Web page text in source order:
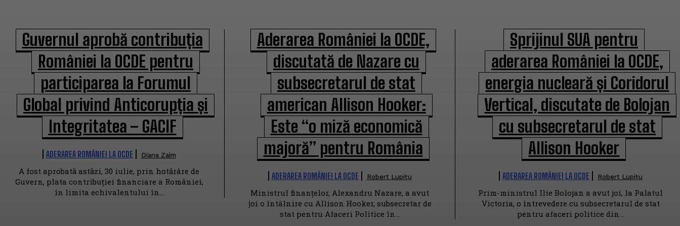
Guvernul aprobă contribuția
României la OCDE pentru
participarea la Forumul
Global privind Anticorupția și
Integritatea – GACIF
ADERAREA ROMÂNIEI LA OCDE Diana Zaim
A fost aprobată astăzi, 30 iulie, prin hotărâre de
Guvern, plata contribuției financiare a României,
în limita echivalentului în...
Aderarea României la OCDE,
discutată de Nazare cu
subsecretarul de stat
american Allison Hooker:
Este “o miză economică
majoră” pentru România
ADERAREA ROMÂNIEI LA OCDE Robert Lupițu
Ministrul finanțelor, Alexandru Nazare, a avut
joi o întâlnire cu Allison Hooker, subsecretar de
stat pentru Afaceri Politice în...
Sprijinul SUA pentru
aderarea României la OCDE,
energia nucleară și Coridorul
Vertical, discutate de Bolojan
cu subsecretarul de stat
Allison Hooker
ADERAREA ROMÂNIEI LA OCDE Robert Lupițu
Prim-ministrul Ilie Bolojan a avut joi, la Palatul
Victoria, o întrevedere cu subsecretarul de stat
pentru afaceri politice din...